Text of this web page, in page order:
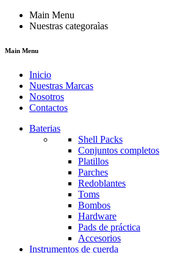
Main Menu
Nuestras categoraìas
Main Menu
Inicio
Nuestras Marcas
Nosotros
Contactos
Baterias
Shell Packs
Conjuntos completos
Platillos
Parches
Redoblantes
Toms
Bombos
Hardware
Pads de práctica
Accesorios
Instrumentos de cuerda